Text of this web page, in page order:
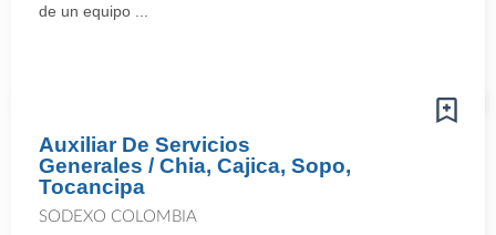
de un equipo ...
Auxiliar De Servicios
Generales / Chia, Cajica, Sopo,
Tocancipa
SODEXO COLOMBIA